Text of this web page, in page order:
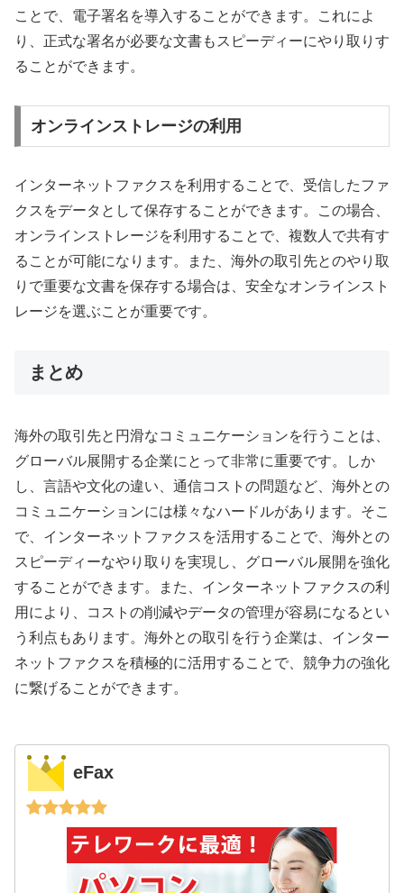
ことで、電子署名を導入することができます。これによ
り、正式な署名が必要な文書もスピーディーにやり取りす
ることができます。
オンラインストレージの利用
インターネットファクスを利用することで、受信したファ
クスをデータとして保存することができます。この場合、
オンラインストレージを利用することで、複数人で共有す
ることが可能になります。また、海外の取引先とのやり取
りで重要な文書を保存する場合は、安全なオンラインスト
レージを選ぶことが重要です。
まとめ
海外の取引先と円滑なコミュニケーションを行うことは、
グローバル展開する企業にとって非常に重要です。しか
し、言語や文化の違い、通信コストの問題など、海外との
コミュニケーションには様々なハードルがあります。そこ
で、インターネットファクスを活用することで、海外との
スピーディーなやり取りを実現し、グローバル展開を強化
することができます。また、インターネットファクスの利
用により、コストの削減やデータの管理が容易になるとい
う利点もあります。海外との取引を行う企業は、インター
ネットファクスを積極的に活用することで、競争力の強化
に繋げることができます。
eFax